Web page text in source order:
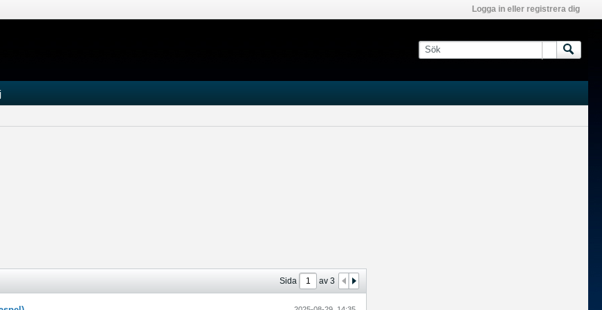
Logga in eller registrera dig
Sida av 3